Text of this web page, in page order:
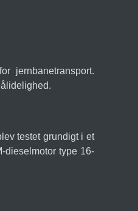
jernbanetransport.
testet grundigt i et
dieselmotor type 16-